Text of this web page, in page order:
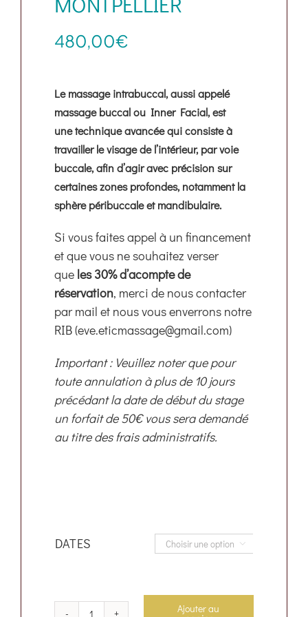
Boutique
Ressources
480,00€
Le massage intrabuccal, aussi appelé
massage buccal ou Inner Facial, est
une technique avancée qui consiste à
travailler le visage de l’intérieur, par voie
buccale, afin d’agir avec précision sur
certaines zones profondes, notamment la
sphère péribuccale et mandibulaire.
Si vous faites appel à un financement
et que vous ne souhaitez verser
que les 30% d’acompte de
réservation, merci de nous contacter
par mail et nous vous enverrons notre
RIB (eve.eticmassage@gmail.com)
Important : Veuillez noter que pour
toute annulation à plus de 10 jours
précédant la date de début du stage
un forfait de 50€ vous sera demandé
au titre des frais administratifs.
DATES 
Ajouter au